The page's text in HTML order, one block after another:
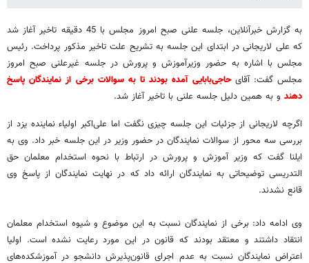
به گزارش خبرآنلاین، جلسه علنی صبح امروز مجلس با 45 دقیقه تاخیر آغاز شد
که علی لاریجانی در ابتدای این جلسه به تشریح علت تاخیر مذکور پرداخت. رئیس
مجلس با اشاره به حضور وزیرآموزش و پرورش در جلسه غیرعلنی صبح امروز
مجلس گفت: آقایحاجی‌بابایی آمده بودند تا به سوالات برخی از نمایندگان پاسخ
دهند و به همین دلیل جلسه علنی با تاخیر آغاز شد.
اگرچه لاریجانی از جزئیات این جلسه چیزی نگفت اما علی‌اکبر اولیاء نماینده یزد از
بررسی سه محور از سوالات نمایندگان در حضور وزیر در این جلسه خبر داد. وی به
ایلنا گفت که وزیر آموزش و پرورش در ارتباط با نحوه استخدام معلمان حق
التدریسی توضیحاتی به نمایندگان ارائه داد که در نهایت نمایندگان از پاسخ وی
قانع نشدند.
وی ادامه داد: برخی از نمایندگان نسبت به این موضوع و شیوه استخدام معلمان
انتقاد داشتند و معتقد بودند که قانون در این مورد رعایت نشده است. اولیا
اعتراض نمایندگان نسبت به عدم اجرای قانون‌پذیرش دانشجو در آموزشکده‌های